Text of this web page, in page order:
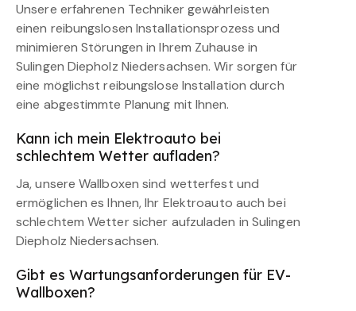
Unsere erfahrenen Techniker gewährleisten
einen reibungslosen Installationsprozess und
minimieren Störungen in Ihrem Zuhause in
Sulingen Diepholz Niedersachsen. Wir sorgen für
eine möglichst reibungslose Installation durch
eine abgestimmte Planung mit Ihnen.
Kann ich mein Elektroauto bei
schlechtem Wetter aufladen?
Ja, unsere Wallboxen sind wetterfest und
ermöglichen es Ihnen, Ihr Elektroauto auch bei
schlechtem Wetter sicher aufzuladen in Sulingen
Diepholz Niedersachsen.
Gibt es Wartungsanforderungen für EV-
Wallboxen?